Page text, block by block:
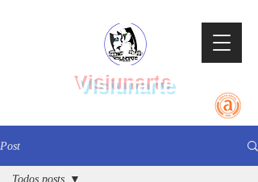
Visiunarte
Post
Todos posts